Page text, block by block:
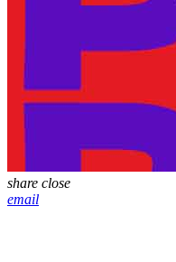
share close
email